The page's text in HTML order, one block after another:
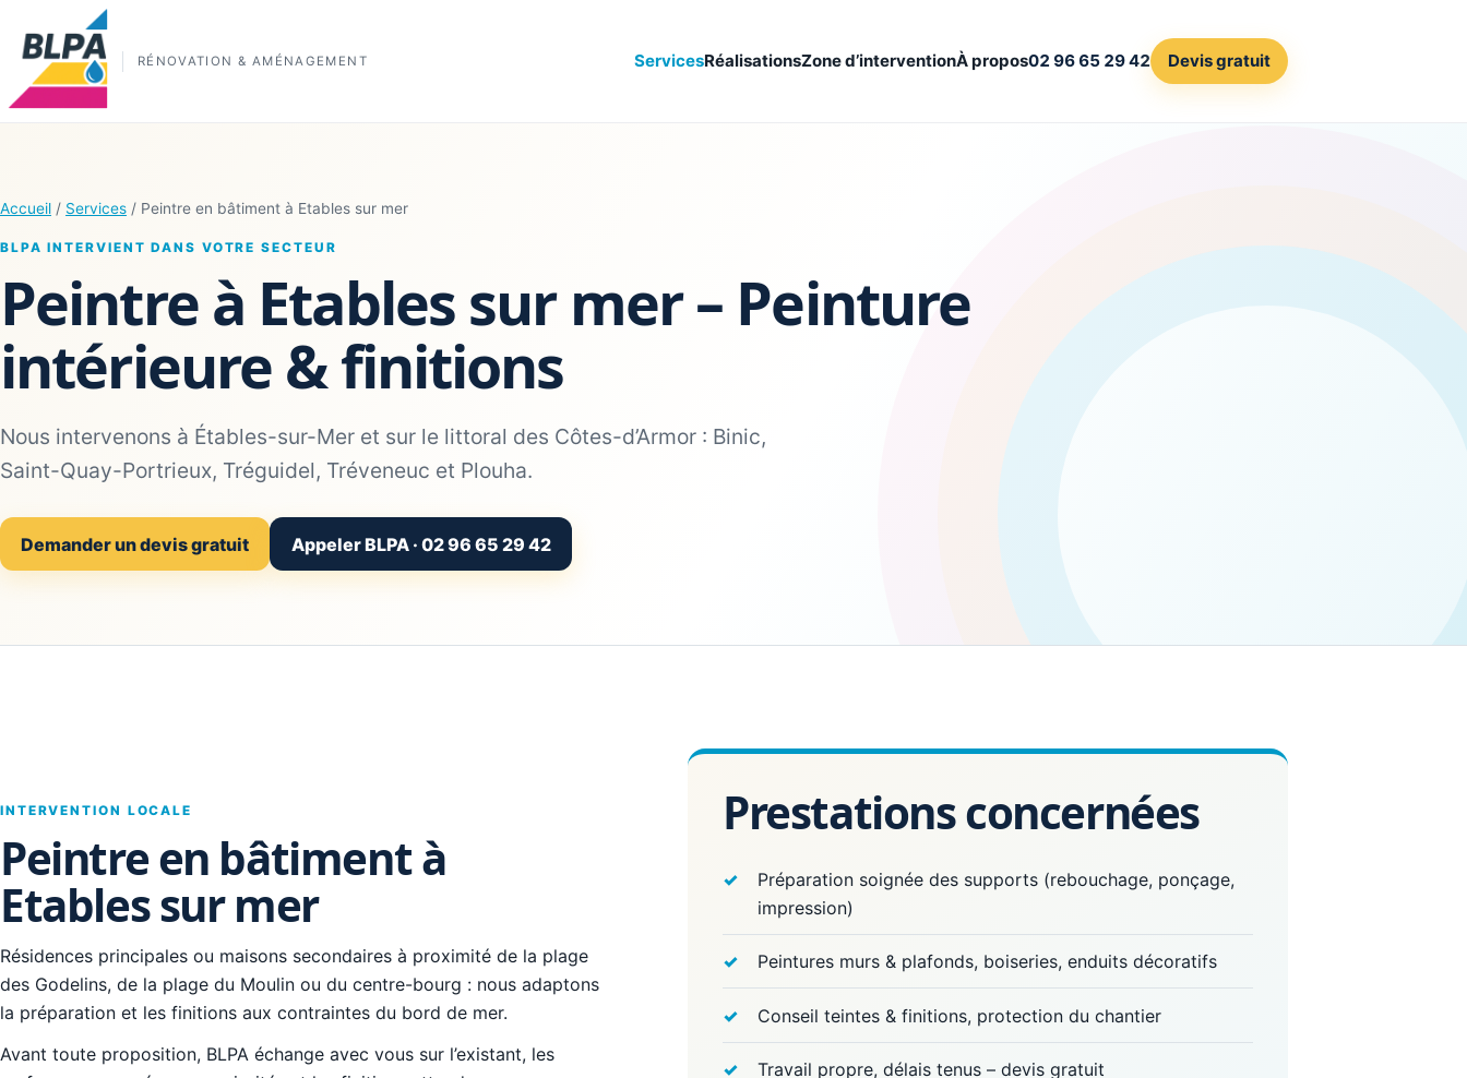
RÉNOVATION & AMÉNAGEMENT ServicesRéalisationsZone d’interventionÀ propos02 96 65 29 42 Devis gratuit
Accueil / Services / Peintre en bâtiment à Etables sur mer
BLPA INTERVIENT DANS VOTRE SECTEUR
Peintre à Etables sur mer – Peinture
intérieure & finitions
Nous intervenons à Étables-sur-Mer et sur le littoral des Côtes-d’Armor : Binic,
Saint-Quay-Portrieux, Tréguidel, Tréveneuc et Plouha.
Demander un devis gratuit Appeler BLPA · 02 96 65 29 42
INTERVENTION LOCALE
Peintre en bâtiment à
Etables sur mer
Résidences principales ou maisons secondaires à proximité de la plage
des Godelins, de la plage du Moulin ou du centre-bourg : nous adaptons
la préparation et les finitions aux contraintes du bord de mer.
Avant toute proposition, BLPA échange avec vous sur l’existant, les
Prestations concernées
Préparation soignée des supports (rebouchage, ponçage,
impression)
Peintures murs & plafonds, boiseries, enduits décoratifs
Conseil teintes & finitions, protection du chantier
Travail propre, délais tenus – devis gratuit